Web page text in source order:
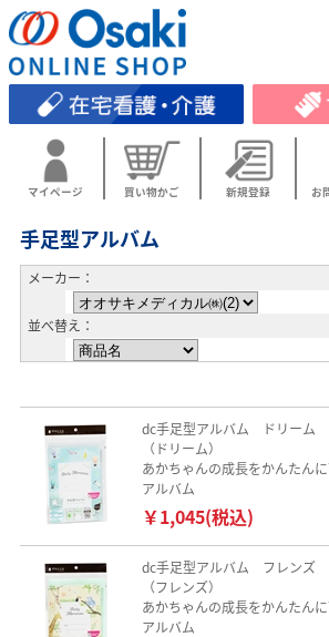
マイページ 買い物かご 新規登録 お
手足型アルバム
メーカー：
並べ替え：
dc手足型アルバム ドリーム
（ドリーム）
あかちゃんの成長をかんたん
アルバム
￥1,045(税込)
dc手足型アルバム フレンズ
（フレンズ）
あかちゃんの成長をかんたん
アルバム